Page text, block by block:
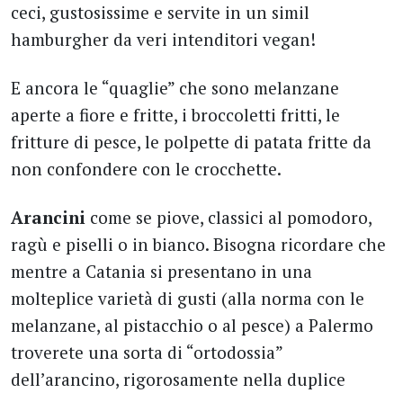
ceci, gustosissime e servite in un simil
hamburgher da veri intenditori vegan!
E ancora le “quaglie” che sono melanzane
aperte a fiore e fritte, i broccoletti fritti, le
fritture di pesce, le polpette di patata fritte da
non confondere con le crocchette.
Arancini come se piove, classici al pomodoro,
ragù e piselli o in bianco. Bisogna ricordare che
mentre a Catania si presentano in una
molteplice varietà di gusti (alla norma con le
melanzane, al pistacchio o al pesce) a Palermo
troverete una sorta di “ortodossia”
dell’arancino, rigorosamente nella duplice